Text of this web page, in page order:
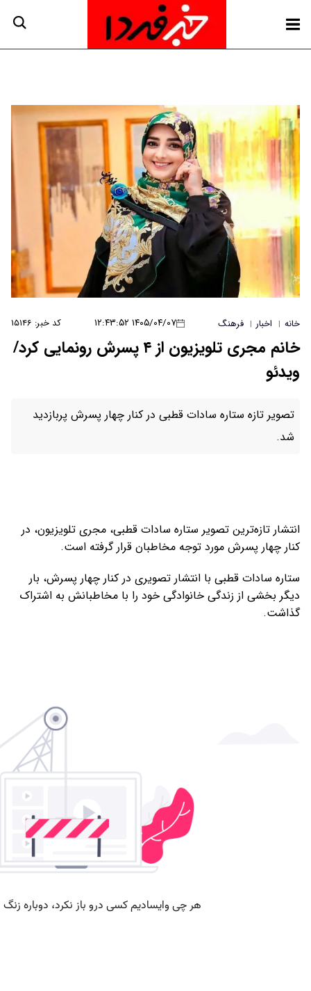
۱۴۰۵/۰۴/۰۷ ۱۲:۴۳:۵۲ کد خبر: ۱۵۱۴۶
خانم مجری تلویزیون از ۴ پسرش رونمایی کرد/
قطبی در کنار چهار پسرش پربازدید
سادات قطبی، مجری تلویزیون، در
مخاطبان قرار گرفته است.
تصویری در کنار چهار پسرش، بار
خود را با مخاطبانش به اشتراک